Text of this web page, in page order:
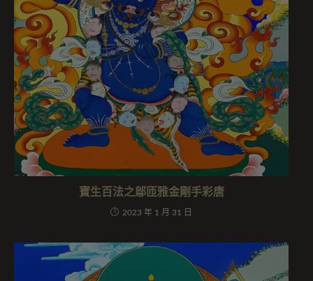
寶生百法之鄔匝雅金剛手彩唐
2023 年 1 月 31 日